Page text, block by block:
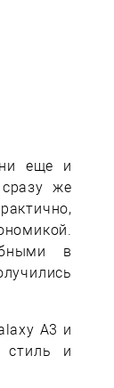
еще и
же
в
A3 и
стиль и